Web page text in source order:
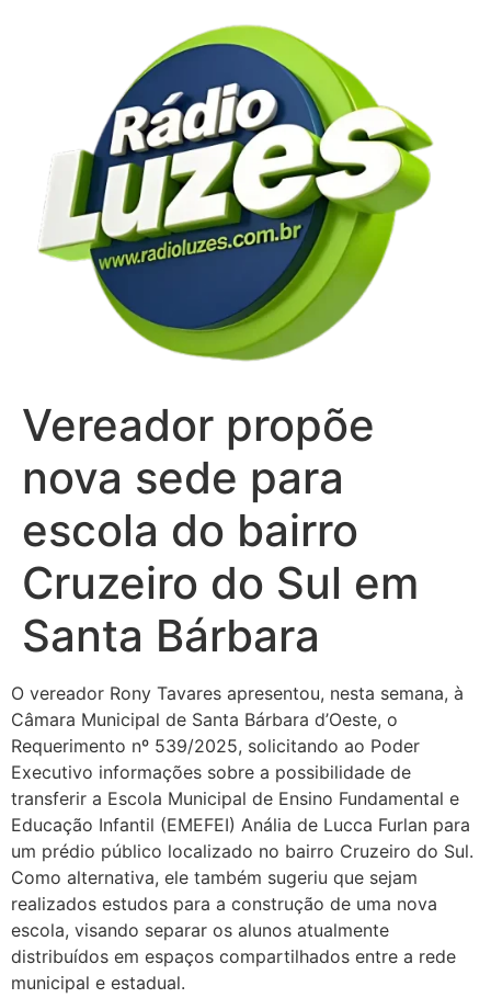
Vereador propõe
nova sede para
escola do bairro
Cruzeiro do Sul em
Santa Bárbara
O vereador Rony Tavares apresentou, nesta semana, à
Câmara Municipal de Santa Bárbara d’Oeste, o
Requerimento nº 539/2025, solicitando ao Poder
Executivo informações sobre a possibilidade de
transferir a Escola Municipal de Ensino Fundamental e
Educação Infantil (EMEFEI) Anália de Lucca Furlan para
um prédio público localizado no bairro Cruzeiro do Sul.
Como alternativa, ele também sugeriu que sejam
realizados estudos para a construção de uma nova
escola, visando separar os alunos atualmente
distribuídos em espaços compartilhados entre a rede
municipal e estadual.